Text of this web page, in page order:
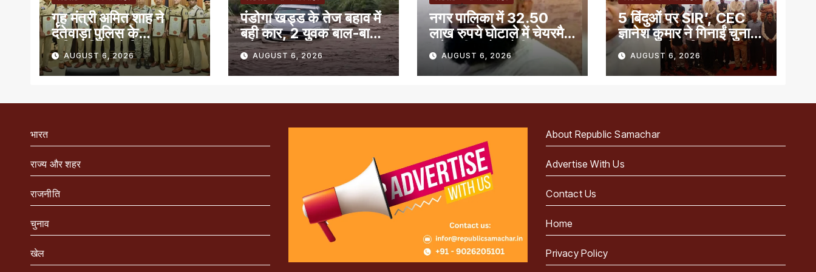
गृह मंत्री अमित शाह ने
दंतेवाड़ा पुलिस के
अधिकारियों को किया
सम्मानित
AUGUST 6, 2026
पंडोगा खड्ड के तेज बहाव में
बही कार, 2 युवक बाल-बाल
बचेAUGUST 6, 2026
नगर पालिका में 32.50
लाख रुपये घोटाले में चेयरमैन
समेत तीन लोग दोषी
AUGUST 6, 2026
5 बिंदुओं पर SIR’, CEC
ज्ञानेश कुमार ने गिनाईं चुनाव
प्रबंधन की खूबियां
AUGUST 6, 2026
भारत
राज्य और शहर
राजनीति
चुनाव
खेल
About Republic Samachar
Advertise With Us
Contact Us
Home
Privacy Policy